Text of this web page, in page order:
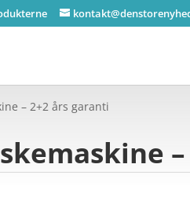
– 2+2 års garanti